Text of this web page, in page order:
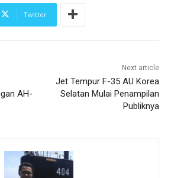
Twitter
AH-
Next article
Jet Tempur F-35 AU Korea
Selatan Mulai Penampilan
Publiknya